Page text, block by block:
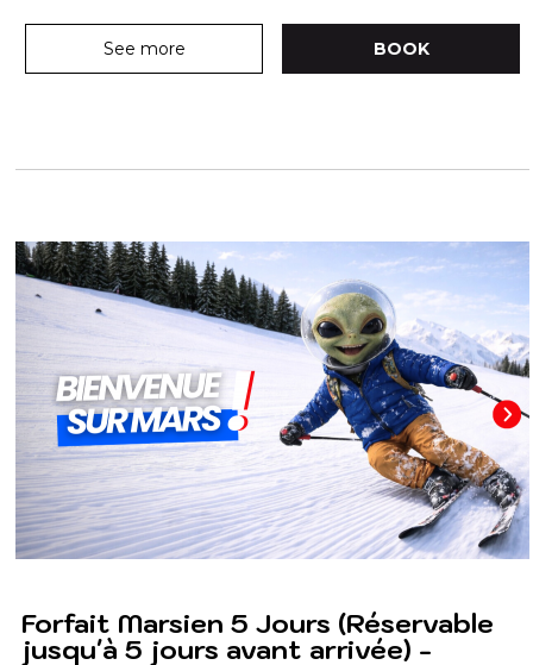
See more BOOK
Forfait Marsien 5 Jours (Réservable
jusqu'à 5 jours avant arrivée) -